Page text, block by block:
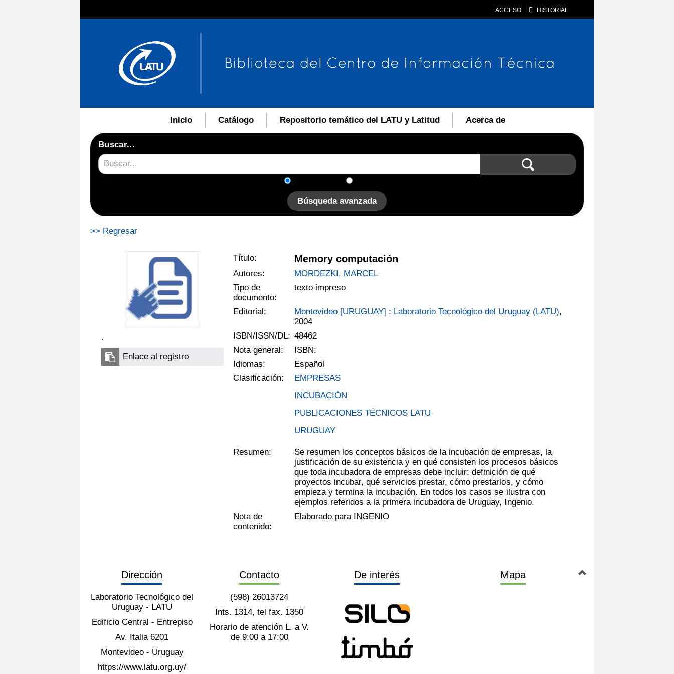
ACCESO HISTORIAL
Inicio Catálogo Repositorio temático del LATU y Latitud Acerca de
Buscar...
Búsqueda avanzada
>> Regresar
.
Enlace al registro
Título: Memory computación
Autores:
MORDEZKI, MARCEL
Tipo de
documento:
texto impreso
Editorial: Montevideo [URUGUAY] : Laboratorio Tecnológico del Uruguay (LATU),
2004
ISBN/ISSN/DL: 48462
Nota general:
ISBN:
Idiomas:
Español
Clasificación:
EMPRESAS
INCUBACIÓN
PUBLICACIONES TÉCNICOS LATU
URUGUAY
Resumen:
Se resumen los conceptos básicos de la incubación de empresas, la
justificación de su existencia y en qué consisten los procesos básicos
que toda incubadora de empresas debe incluir: definición de qué
proyectos incubar, qué servicios prestar, cómo prestarlos, y cómo
empieza y termina la incubación. En todos los casos se ilustra con
ejemplos referidos a la primera incubadora de Uruguay, Ingenio.
Nota de
contenido:
Elaborado para INGENIO
Dirección
Laboratorio Tecnológico del
Uruguay - LATU
Edificio Central - Entrepiso
Av. Italia 6201
Montevideo - Uruguay
https://www.latu.org.uy/
Contacto
(598) 26013724
Ints. 1314, tel fax. 1350
Horario de atención L. a V.
de 9:00 a 17:00
De interés Mapa